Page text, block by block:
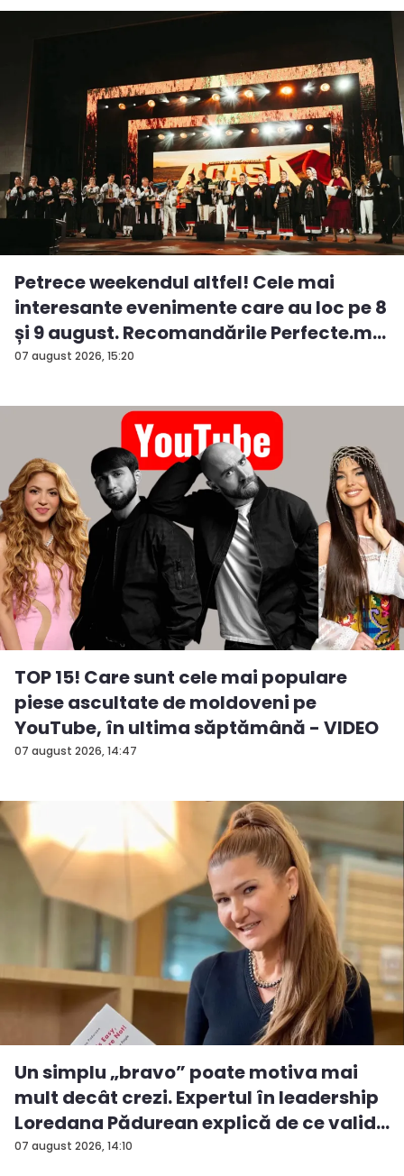
07 august 2026, 15:20
Petrece weekendul altfel! Cele mai
interesante evenimente care au loc pe 8
și 9 august. Recomandările Perfecte.m...
07 august 2026, 14:47
TOP 15! Care sunt cele mai populare
piese ascultate de moldoveni pe
YouTube, în ultima săptămână - VIDEO
07 august 2026, 14:10
Un simplu „bravo” poate motiva mai
mult decât crezi. Expertul în leadership
Loredana Pădurean explică de ce valid...